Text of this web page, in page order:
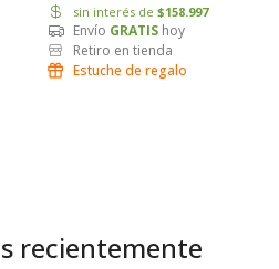
sin interés de $158.997
Envío GRATIS hoy
Retiro en tienda
Estuche de regalo
recientemente